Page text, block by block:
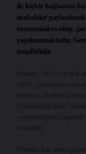
ile hiçbir bağlantısı
makaleler
taşımamakta olup,
yapılmamaktadır.
tesadüfidir.
Sitemiz, 5651 Sayılı
(BTK) tarafından
nedenle, sitedeki
yükümlülüğümüz
sorumluluğunu
sayılırlar.
Sitemiz, kar amacı